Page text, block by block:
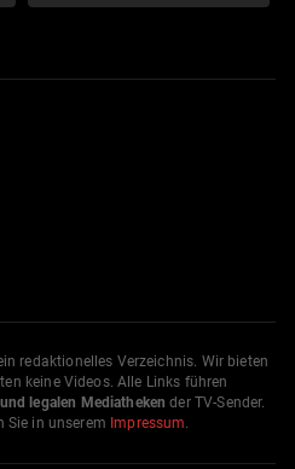
redaktionelles Verzeichnis. Wir bieten
keine Videos. Alle Links führen
legalen Mediatheken der TV-Sender.
Sie in unserem Impressum.